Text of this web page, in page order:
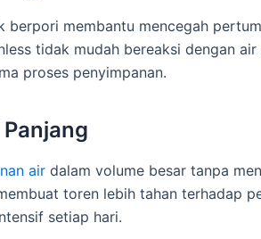
berpori membantu mencegah
tidak mudah bereaksi dengan air
proses penyimpanan.
air dalam volume besar tanpa
toren lebih tahan terhadap
setiap hari.